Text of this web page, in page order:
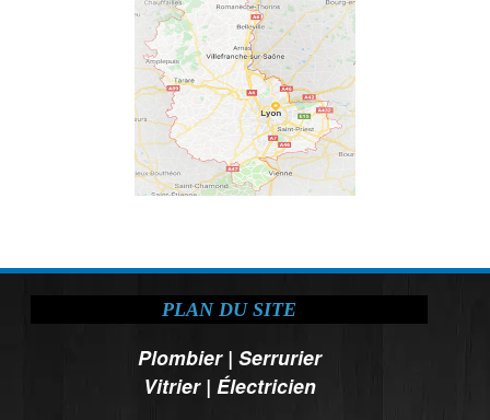
PLAN DU SITE
Plombier| Serrurier
Vitrier| Électricien